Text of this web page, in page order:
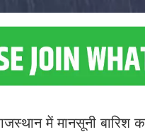
में मानसूनी बारिश